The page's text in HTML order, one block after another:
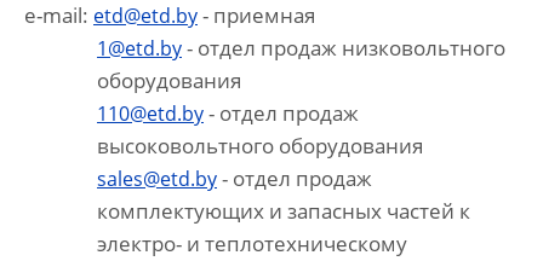
e-mail: etd@etd.by- приемная
1@etd.by- отдел продаж низковольтного
оборудования
110@etd.by- отдел продаж
высоковольтного оборудования
sales@etd.by- отдел продаж
комплектующих и запасных частей к
электро- и теплотехническому